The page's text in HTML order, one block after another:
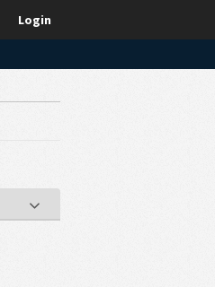
Login